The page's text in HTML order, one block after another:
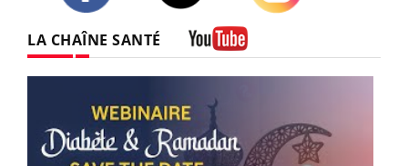
LA CHAÎNE SANTÉ